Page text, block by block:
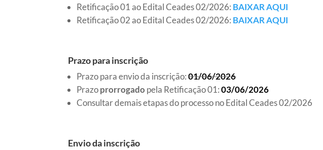
Retificação 01 ao Edital Ceades 02/2026: BAIXAR AQUI
Retificação 02 ao Edital Ceades 02/2026: BAIXAR AQUI
Prazo para inscrição
Prazo para envio da inscrição:01/06/2026
Prazoprorrogado pela Retificação 01:03/06/2026
Consultar demais etapas do processo no Edital Ceades 02/2026
Envio da inscrição